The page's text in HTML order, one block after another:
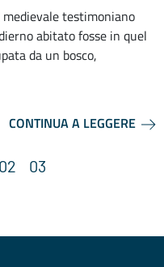
testimoniano
abitato fosse in quel
da un bosco,
CONTINUA A LEGGERE